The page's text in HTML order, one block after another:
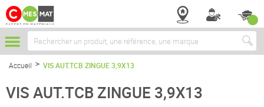
Chercher
Accueil VIS AUT.TCB ZINGUE 3,9X13
VIS AUT.TCB ZINGUE 3,9X13